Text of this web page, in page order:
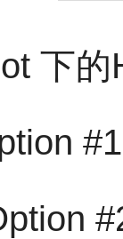
的
#1
#2